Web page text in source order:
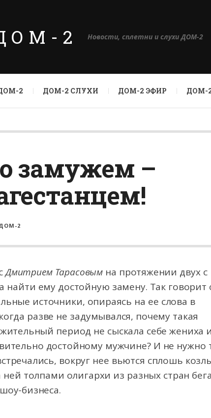
2 Новости, сплетни и слухи ДОМ-2
2 ДОМ-2 СЛУХИ ДОМ-2 ЭФИР ДОМ-
замужем –
2
Дмитрием Тарасовымна протяжении двух с
найти ему достойную замену. Так говорит
источники, опираясь на ее слова в
разве не задумывался, почему такая
период не сыскала себе жениха
достойному мужчине? И не нужно
вокруг нее вьются сплошь
толпами олигархи из разных стран
бизнеса.